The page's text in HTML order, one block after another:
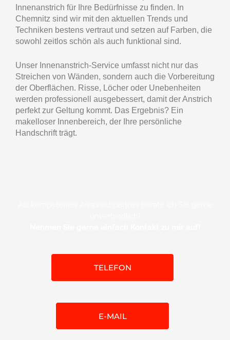
Innenanstrich für Ihre Bedürfnisse zu finden. In
Chemnitz sind wir mit den aktuellen Trends und
Techniken bestens vertraut und setzen auf Farben, die
sowohl zeitlos schön als auch funktional sind.
Unser Innenanstrich-Service umfasst nicht nur das
Streichen von Wänden, sondern auch die Vorbereitung
der Oberflächen. Risse, Löcher oder Unebenheiten
werden professionell ausgebessert, damit der Anstrich
perfekt zur Geltung kommt. Das Ergebnis? Ein
makelloser Innenbereich, der Ihre persönliche
Handschrift trägt.
TELEFON
E-MAIL